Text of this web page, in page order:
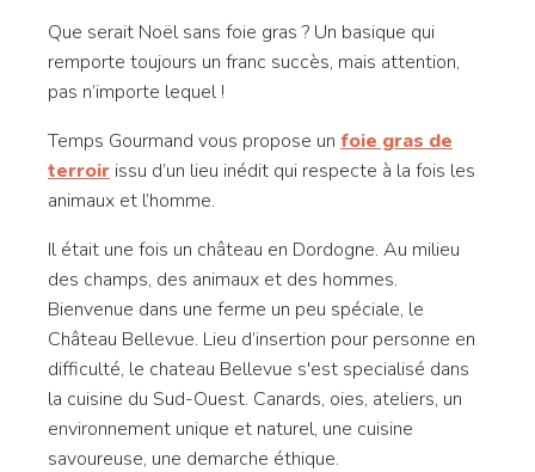
Que serait Noël sans foie gras ? Un basique qui
remporte toujours un franc succès, mais attention,
pas n’importe lequel !
Temps Gourmand vous propose un foie gras de
terroir issu d’un lieu inédit qui respecte à la fois les
animaux et l’homme.
Il était une fois un château en Dordogne. Au milieu
des champs, des animaux et des hommes.
Bienvenue dans une ferme un peu spéciale, le
Château Bellevue. Lieu d’insertion pour personne en
difficulté, le chateau Bellevue s'est specialisé dans
la cuisine du Sud-Ouest. Canards, oies, ateliers, un
environnement unique et naturel, une cuisine
savoureuse, une demarche éthique.